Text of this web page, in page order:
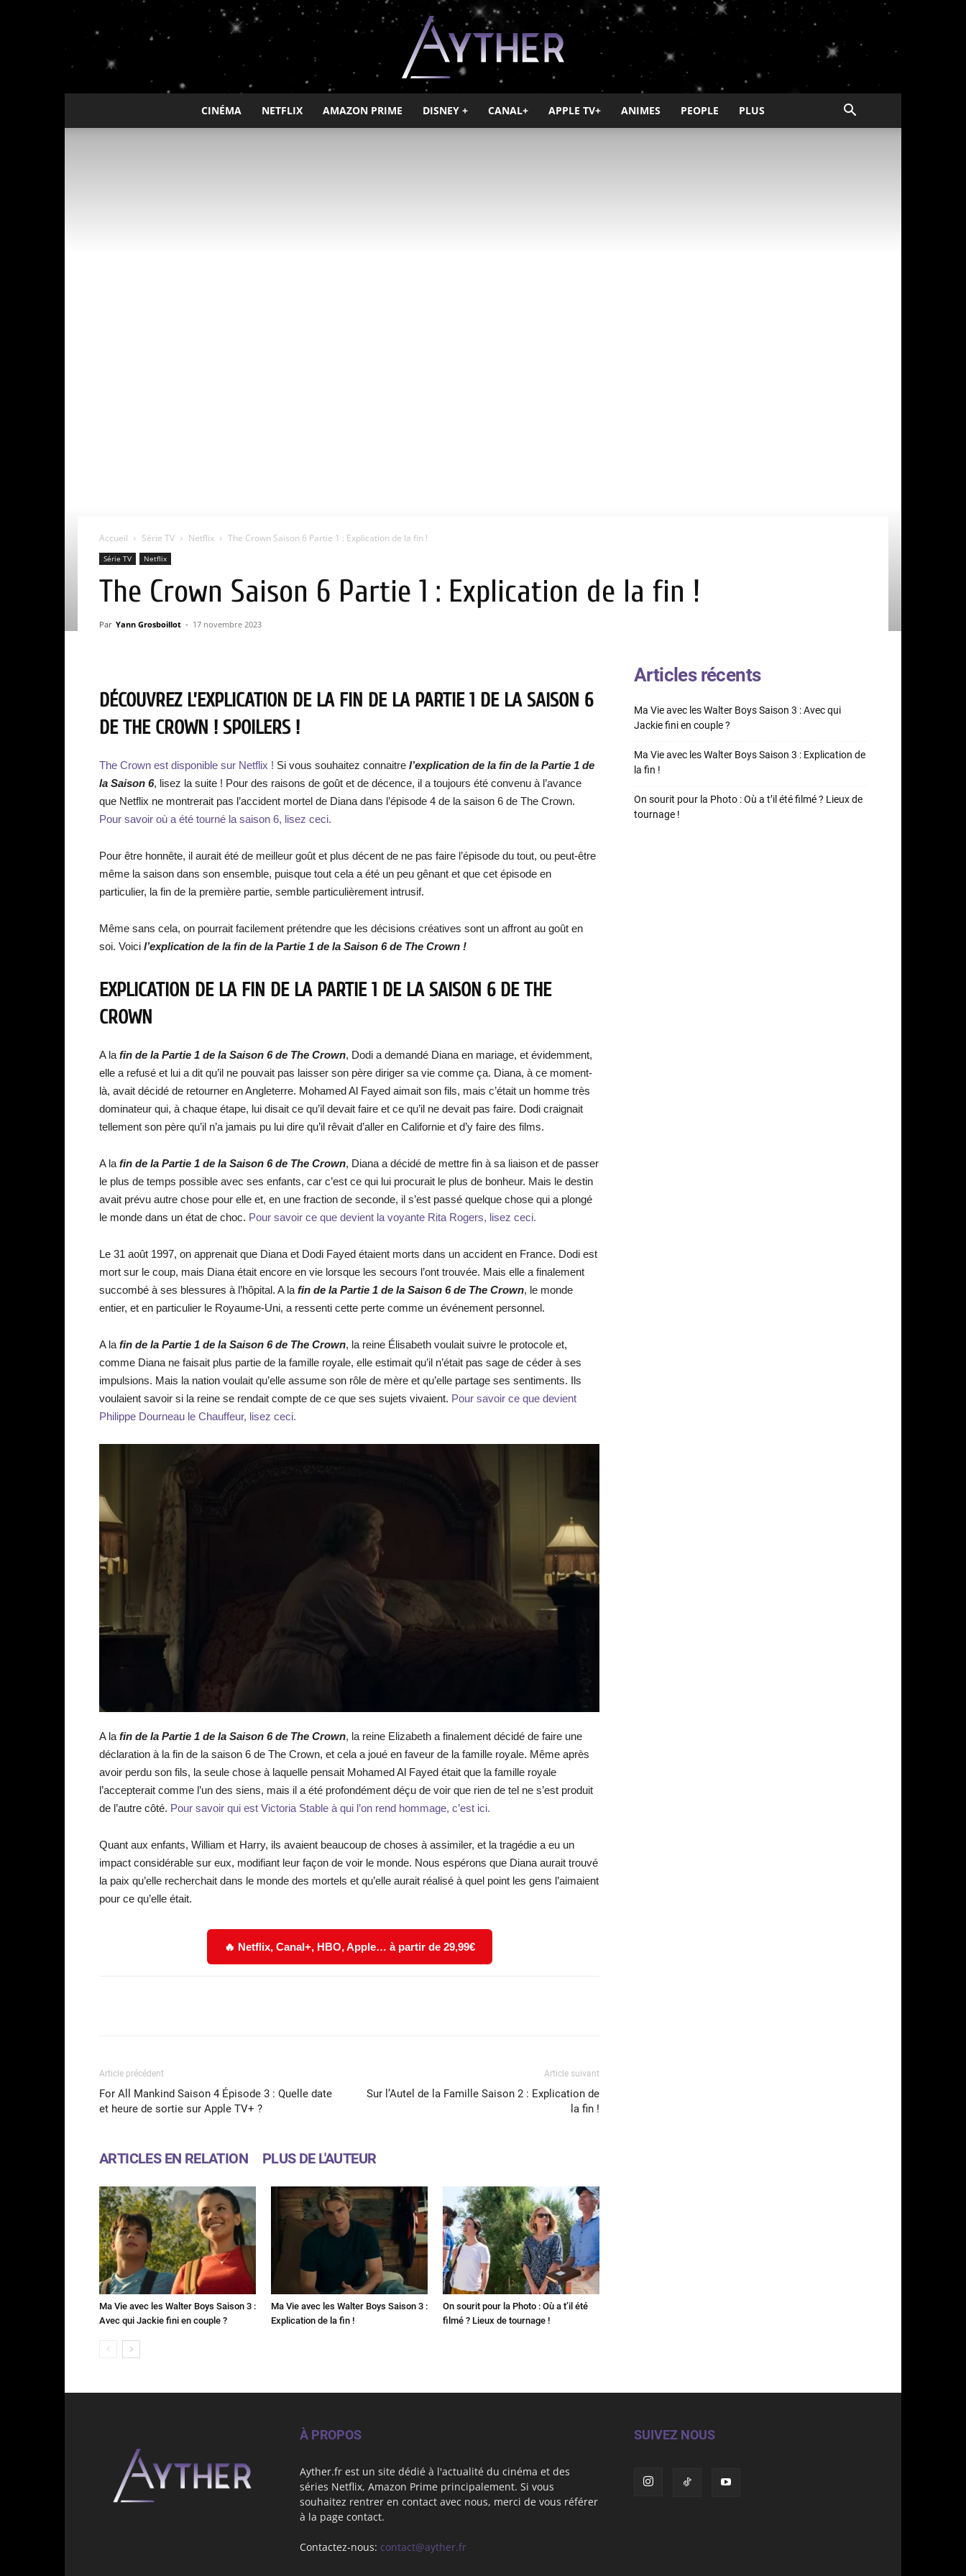
Ayther
CINÉMA NETFLIX AMAZON PRIME DISNEY + CANAL+ APPLE TV+ ANIMES PEOPLE PLUS
Accueil Série TV Netflix The Crown Saison 6 Partie 1 : Explication de la fin !
Série TV Netflix
The Crown Saison 6 Partie 1 : Explication de la fin !
Par Yann Grosboillot - 17 novembre 2023
DÉCOUVREZ L’EXPLICATION DE LA FIN DE LA PARTIE 1 DE LA SAISON 6
DE THE CROWN ! SPOILERS !
The Crown est disponible sur Netflix ! Si vous souhaitez connaitre l’explication de la fin de la Partie 1 de
la Saison 6, lisez la suite ! Pour des raisons de goût et de décence, il a toujours été convenu à l’avance
que Netflix ne montrerait pas l’accident mortel de Diana dans l’épisode 4 de la saison 6 de The Crown.
Pour savoir où a été tourné la saison 6, lisez ceci.
Pour être honnête, il aurait été de meilleur goût et plus décent de ne pas faire l’épisode du tout, ou peut-être
même la saison dans son ensemble, puisque tout cela a été un peu gênant et que cet épisode en
particulier, la fin de la première partie, semble particulièrement intrusif.
Même sans cela, on pourrait facilement prétendre que les décisions créatives sont un affront au goût en
soi. Voici l’explication de la fin de la Partie 1 de la Saison 6 de The Crown !
EXPLICATION DE LA FIN DE LA PARTIE 1 DE LA SAISON 6 DE THE
CROWN
A la fin de la Partie 1 de la Saison 6 de The Crown, Dodi a demandé Diana en mariage, et évidemment,
elle a refusé et lui a dit qu’il ne pouvait pas laisser son père diriger sa vie comme ça. Diana, à ce moment-
là, avait décidé de retourner en Angleterre. Mohamed Al Fayed aimait son fils, mais c’était un homme très
dominateur qui, à chaque étape, lui disait ce qu’il devait faire et ce qu’il ne devait pas faire. Dodi craignait
tellement son père qu’il n’a jamais pu lui dire qu’il rêvait d’aller en Californie et d’y faire des films.
A la fin de la Partie 1 de la Saison 6 de The Crown, Diana a décidé de mettre fin à sa liaison et de passer
le plus de temps possible avec ses enfants, car c’est ce qui lui procurait le plus de bonheur. Mais le destin
avait prévu autre chose pour elle et, en une fraction de seconde, il s’est passé quelque chose qui a plongé
le monde dans un état de choc. Pour savoir ce que devient la voyante Rita Rogers, lisez ceci.
Le 31 août 1997, on apprenait que Diana et Dodi Fayed étaient morts dans un accident en France. Dodi est
mort sur le coup, mais Diana était encore en vie lorsque les secours l’ont trouvée. Mais elle a finalement
succombé à ses blessures à l’hôpital. A la fin de la Partie 1 de la Saison 6 de The Crown, le monde
entier, et en particulier le Royaume-Uni, a ressenti cette perte comme un événement personnel.
A la fin de la Partie 1 de la Saison 6 de The Crown, la reine Élisabeth voulait suivre le protocole et,
comme Diana ne faisait plus partie de la famille royale, elle estimait qu’il n’était pas sage de céder à ses
impulsions. Mais la nation voulait qu’elle assume son rôle de mère et qu’elle partage ses sentiments. Ils
voulaient savoir si la reine se rendait compte de ce que ses sujets vivaient. Pour savoir ce que devient
Philippe Dourneau le Chauffeur, lisez ceci.
A la fin de la Partie 1 de la Saison 6 de The Crown, la reine Elizabeth a finalement décidé de faire une
déclaration à la fin de la saison 6 de The Crown, et cela a joué en faveur de la famille royale. Même après
avoir perdu son fils, la seule chose à laquelle pensait Mohamed Al Fayed était que la famille royale
l’accepterait comme l’un des siens, mais il a été profondément déçu de voir que rien de tel ne s’est produit
de l’autre côté. Pour savoir qui est Victoria Stable à qui l’on rend hommage, c’est ici.
Quant aux enfants, William et Harry, ils avaient beaucoup de choses à assimiler, et la tragédie a eu un
impact considérable sur eux, modifiant leur façon de voir le monde. Nous espérons que Diana aurait trouvé
la paix qu’elle recherchait dans le monde des mortels et qu’elle aurait réalisé à quel point les gens l’aimaient
pour ce qu’elle était.
🔥 Netflix, Canal+, HBO, Apple… à partir de 29,99€
Article précédent
For All Mankind Saison 4 Épisode 3 : Quelle date
et heure de sortie sur Apple TV+ ?
Article suivant
Sur l’Autel de la Famille Saison 2 : Explication de
la fin !
ARTICLES EN RELATION PLUS DE L'AUTEUR
Ma Vie avec les Walter Boys Saison 3 :
Avec qui Jackie fini en couple ?
Ma Vie avec les Walter Boys Saison 3 :
Explication de la fin !
On sourit pour la Photo : Où a t’il été
filmé ? Lieux de tournage !
Articles récents
Ma Vie avec les Walter Boys Saison 3 : Avec qui
Jackie fini en couple ?
Ma Vie avec les Walter Boys Saison 3 : Explication de
la fin !
On sourit pour la Photo : Où a t’il été filmé ? Lieux de
tournage !
À PROPOS
Ayther.fr est un site dédié à l'actualité du cinéma et des
séries Netflix, Amazon Prime principalement. Si vous
souhaitez rentrer en contact avec nous, merci de vous référer
à la page contact.
Contactez-nous: contact@ayther.fr
SUIVEZ NOUS